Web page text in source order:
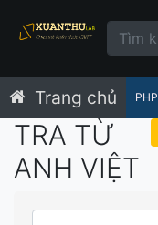
Trang chủ PHP
TRA TỪ
ANH VIỆT